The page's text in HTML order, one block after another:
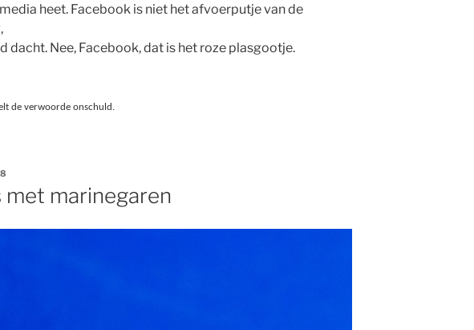
heet. Facebook is niet het afvoerputje van de
dacht. Nee, Facebook, dat is het roze plasgootje.
de verwoorde onschuld.
met marinegaren